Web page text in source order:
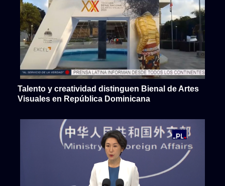
Talento y creatividad distinguen Bienal de Artes
Visuales en República Dominicana